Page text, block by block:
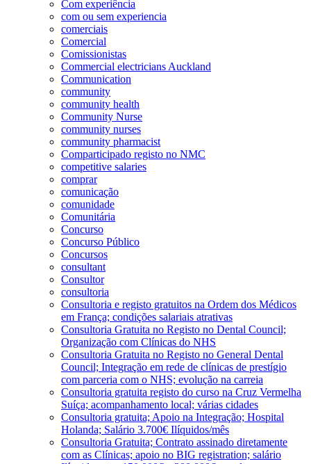
Com experiência
com ou sem experiencia
comerciais
Comercial
Comissionistas
Commercial electricians Auckland
Communication
community
community health
Community Nurse
community nurses
community pharmacist
Comparticipado registo no NMC
competitive salaries
comprar
comunicação
comunidade
Comunitária
Concurso
Concurso Público
Concursos
consultant
Consultor
consultoria
Consultoria e registo gratuitos na Ordem dos Médicos
em França; condições salariais atrativas
Consultoria Gratuita no Registo no Dental Council;
Organização com Clínicas do NHS
Consultoria Gratuita no Registo no General Dental
Council; Integração em rede de clínicas de prestígio
com parceria com o NHS; evolução na carreia
Consultoria gratuita registo do curso na Cruz Vermelha
Suíça; acompanhamento local; várias cidades
Consultoria gratuita; Apoio na Integração; Hospital
Holanda; Salário 3.700€ Ilíquidos/mês
Consultoria Gratuita; Contrato assinado diretamente
com as Clínicas; apoio no BIG registration; salário